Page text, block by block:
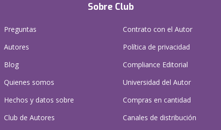
Sobre Club
Preguntas
Autores
Blog
Quienes somos
Hechos y datos sobre
Club de Autores
Contrato con el Autor
Política de privacidad
Compliance Editorial
Universidad del Autor
Compras en cantidad
Canales de distribución